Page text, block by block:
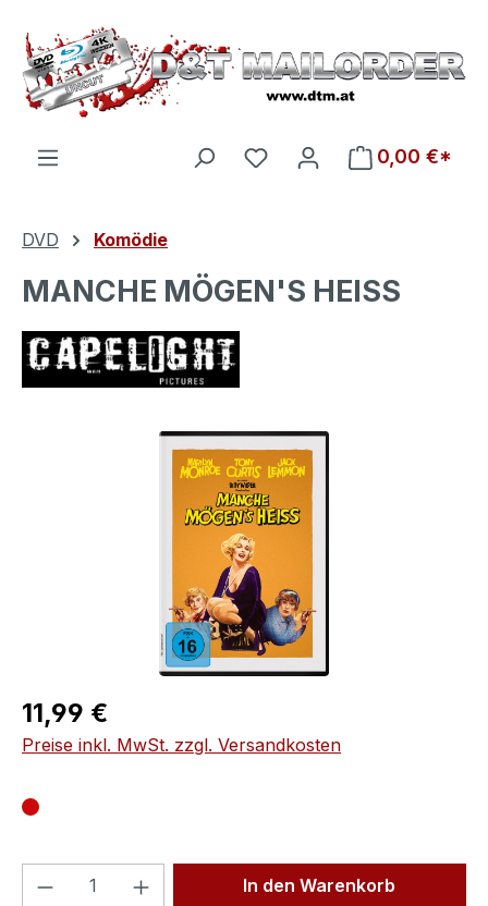
Zum Hauptinhalt springen
Du hast 0 Produkte auf
0,00 €*
DVD Komödie
MANCHE MÖGEN'S HEISS
Bildergalerie überspringen
Regulärer Preis:
11,99 €
Preise inkl. MwSt. zzgl. Versandkosten
Produkt Anzahl: Gib denIn den Warenkorb